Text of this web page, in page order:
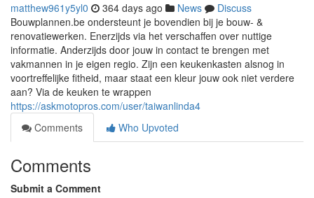
matthew961y5yl0 364 days ago News
Discuss
Bouwplannen.be ondersteunt je bovendien bij je bouw- &
renovatiewerken. Enerzijds via het verschaffen over nuttige
informatie. Anderzijds door jouw in contact te brengen met
vakmannen in je eigen regio. Zijn een keukenkasten alsnog in
voortreffelijke fitheid, maar staat een kleur jouw ook niet verdere
aan? Via de keuken te wrappen
https://askmotopros.com/user/taiwanlinda4
Comments
Who Upvoted
Comments
Submit a Comment